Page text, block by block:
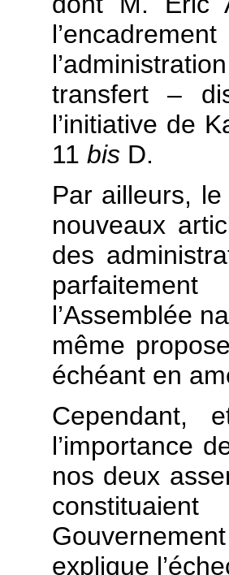
transfert –
l’initiative de
11 bisD.
Par ailleurs,
nouveaux
des
l’Assemblée
même
échéant en
Cependant,
l’importance
nos deux
explique